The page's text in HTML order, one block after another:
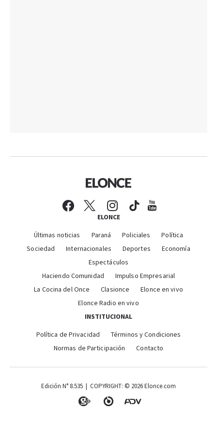
ELONCE
Últimas noticias Paraná Policiales
Política
Sociedad
Internacionales Deportes
Economía
Espectáculos
Haciendo Comunidad
Impulso Empresarial
La Cocina del Once
Clasionce
Elonce en vivo
Elonce Radio en vivo
INSTITUCIONAL
Política de Privacidad
Términos y Condiciones
Normas de Participación
Contacto
Edición N° 8.535 | COPYRIGHT: © 2026 Elonce.com